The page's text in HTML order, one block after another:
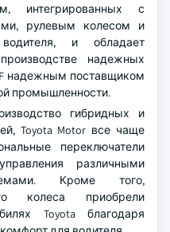
интегрированных с
рулевым колесом и
и обладает
надежных
надежным поставщиком
промышленности.
гибридных и
Toyota Motor все чаще
переключатели
различными
Кроме того,
колеса приобрели
Toyota благодаря